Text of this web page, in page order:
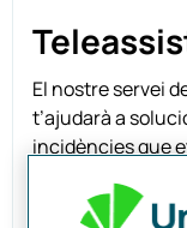
El nostre servei
t’ajudarà a
incidències que
ordinadors. A
d’assistència a